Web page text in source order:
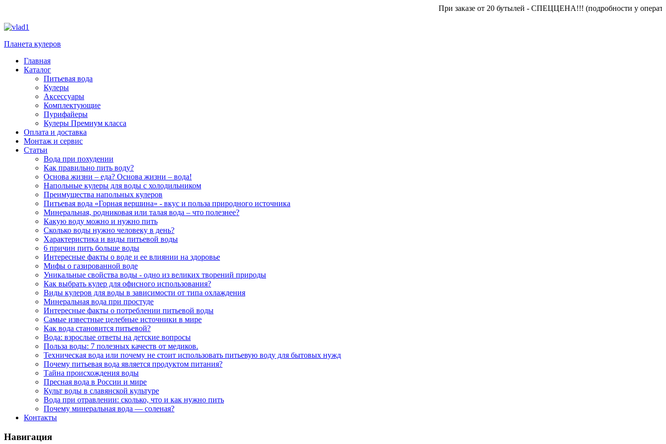
При заказе от 20 бутылей - СПЕЦЦЕНА!!! (подробности у оператора)
Планета кулеров
Главная
Каталог
Питьевая вода
Кулеры
Аксессуары
Комплектующие
Пурифайеры
Кулеры Премиум класса
Оплата и доставка
Монтаж и сервис
Статьи
Вода при похудении
Как правильно пить воду?
Основа жизни – еда? Основа жизни – вода!
Напольные кулеры для воды с холодильником
Преимущества напольных кулеров
Питьевая вода «Горная вершина» - вкус и польза природного источника
Минеральная, родниковая или талая вода – что полезнее?
Какую воду можно и нужно пить
Сколько воды нужно человеку в день?
Характеристика и виды питьевой воды
6 причин пить больше воды
Интересные факты о воде и ее влиянии на здоровье
Мифы о газированной воде
Уникальные свойства воды - одно из великих творений природы
Как выбрать кулер для офисного использования?
Виды кулеров для воды в зависимости от типа охлаждения
Минеральная вода при простуде
Интересные факты о потреблении питьевой воды
Самые известные целебные источники в мире
Как вода становится питьевой?
Вода: взрослые ответы на детские вопросы
Польза воды: 7 полезных качеств от медиков.
Техническая вода или почему не стоит использовать питьевую воду для бытовых нужд
Почему питьевая вода является продуктом питания?
Тайна происхождения воды
Пресная вода в России и мире
Культ воды в славянской культуре
Вода при отравлении: сколько, что и как нужно пить
Почему минеральная вода — соленая?
Контакты
Навигация